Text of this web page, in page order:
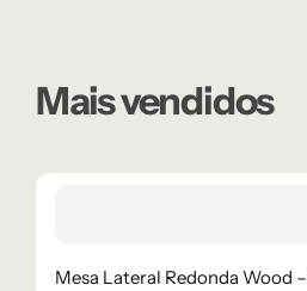
Mais vendidos
Mesa Lateral Redonda Wood – Lâmina de Carvalho